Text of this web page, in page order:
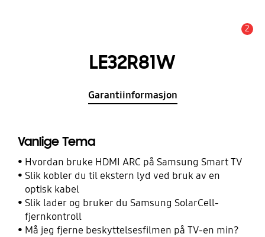
2
LE32R81W
Garantiinformasjon
Vanlige Tema
Hvordan bruke HDMI ARC på Samsung Smart TV
Slik kobler du til ekstern lyd ved bruk av en
optisk kabel
Slik lader og bruker du Samsung SolarCell-
fjernkontroll
Må jeg fjerne beskyttelsesfilmen på TV-en min?